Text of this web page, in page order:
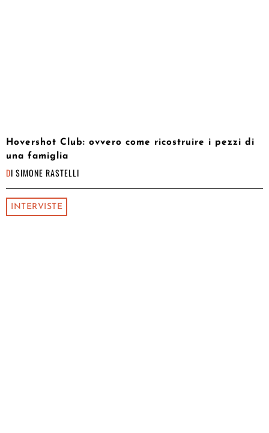
Hovershot Club: ovvero come ricostruire i pezzi di
una famiglia
DI SIMONE RASTELLI
INTERVISTE